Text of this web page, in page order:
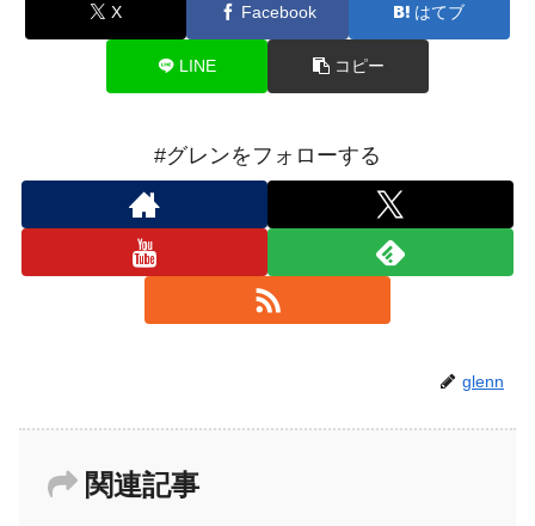
X Facebook はてブ
LINE コピー
#グレンをフォローする
glenn
関連記事